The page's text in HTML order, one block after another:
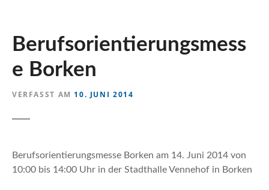
Berufsorientierungsmess
e Borken
VERFASST AM 10. JUNI 2014
Berufsorientierungsmesse Borken am 14. Juni 2014 von
10:00 bis 14:00 Uhr in der Stadthalle Vennehof in Borken